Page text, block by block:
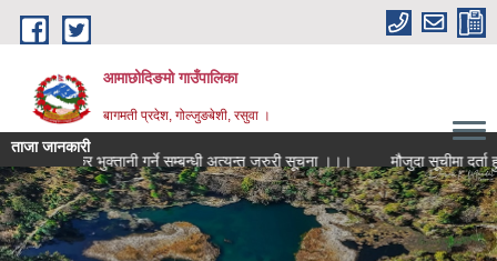
Skip to main content
आमाछोदिङमो गाउँपालिका
बागमती प्रदेश, गोल्जुङबेशी, रसुवा ।
ताजा जानकारी
कर भुक्तानी गर्ने सम्बन्धी अत्यन्त जरुरी सूचना ।।।
मौजुदा सूचीमा दर्ता हुने